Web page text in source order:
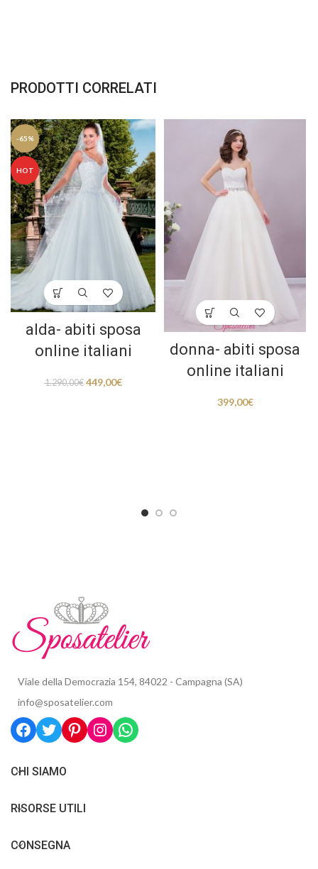
PRODOTTI CORRELATI
-65%
HOT
alda- abiti sposa
online italiani
1.290,00€ 449,00€
donna- abiti sposa
online italiani
399,00€
Viale della Democrazia 154, 84022 - Campagna (SA)
info@sposatelier.com
CHI SIAMO
RISORSE UTILI
CONSEGNA